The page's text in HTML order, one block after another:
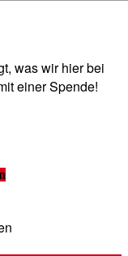
was wir hier bei
einer Spende!